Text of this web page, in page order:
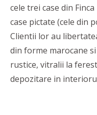
cele trei case din
case pictate (cele din
Clientii lor au
din forme marocane
rustice, vitralii la
depozitare in